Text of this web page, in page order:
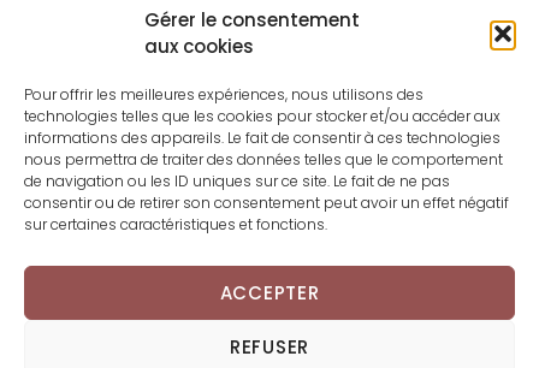
Gérer le consentement
aux cookies
Pour offrir les meilleures expériences, nous utilisons des
technologies telles que les cookies pour stocker et/ou accéder aux
informations des appareils. Le fait de consentir à ces technologies
nous permettra de traiter des données telles que le comportement
de navigation ou les ID uniques sur ce site. Le fait de ne pas
consentir ou de retirer son consentement peut avoir un effet négatif
sur certaines caractéristiques et fonctions.
ACCEPTER
REFUSER
Accueil Mariage
Formations
Autres créations florales
Le quotidien d’Atelier Aimer sur
Instagram
• Avec ♥Ameena Miah